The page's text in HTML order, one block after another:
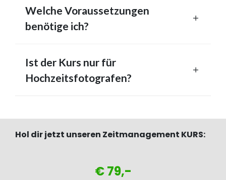
Welche Voraussetzungen
benötige ich?
Ist der Kurs nur für
Hochzeitsfotografen?
Hol dir jetzt unseren Zeitmanagement KURS:
€ 79,-